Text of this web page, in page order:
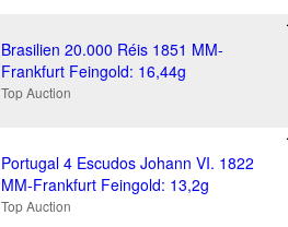
Brasilien 20.000 Réis 1851 MM-
Frankfurt Feingold: 16,44g
Top Auction
Portugal 4 Escudos Johann VI. 1822
MM-Frankfurt Feingold: 13,2g
Top Auction